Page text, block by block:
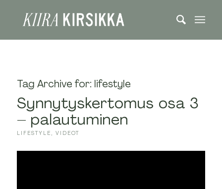
Tag Archive for: lifestyle
Synnytyskertomus osa 3
– palautuminen
LIFESTYLE , VIDEOT